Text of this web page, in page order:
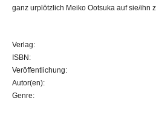
ganz urplötzlich Meiko Ootsuka auf sie/ihn
Verlag:
ISBN:
Veröffentlichung:
Autor(en):
Genre: